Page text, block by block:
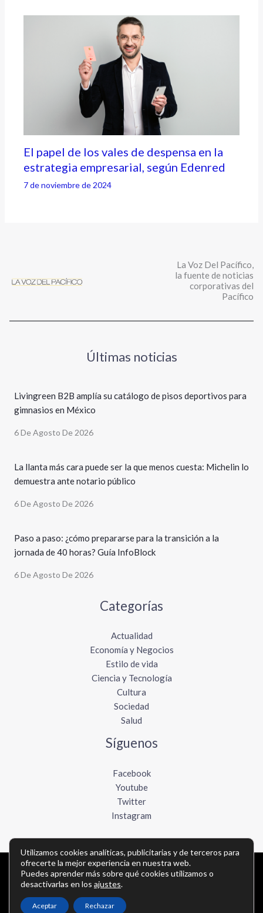
El papel de los vales de despensa en la
estrategia empresarial, según Edenred
7 de noviembre de 2024
La Voz Del Pacífico,
la fuente de noticias
corporativas del
Pacífico
Últimas noticias
Livingreen B2B amplía su catálogo de pisos deportivos para
gimnasios en México
6 De Agosto De 2026
La llanta más cara puede ser la que menos cuesta: Michelin lo
demuestra ante notario público
6 De Agosto De 2026
Paso a paso: ¿cómo prepararse para la transición a la
jornada de 40 horas? Guía InfoBlock
6 De Agosto De 2026
Categorías
Actualidad
Economía y Negocios
Estilo de vida
Ciencia y Tecnología
Cultura
Sociedad
Salud
Síguenos
Facebook
Youtube
Twitter
Instagram
Copyright © Todos los derechos reservados -
lavozdelpacifico.com
Política de privacidad- Política de cookies
Utilizamos cookies analíticas, publicitarias y de terceros para
ofrecerte la mejor experiencia en nuestra web.
Puedes aprender más sobre qué cookies utilizamos o
desactivarlas en los ajustes.
Aceptar Rechazar